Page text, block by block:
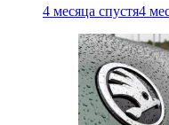
4 месяца спустя4